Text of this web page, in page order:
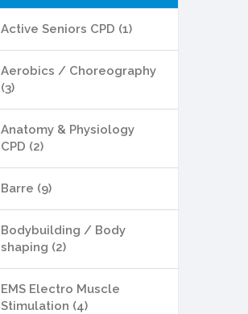
Active Seniors CPD (1)
Aerobics / Choreography
(3)
Anatomy & Physiology
CPD (2)
Barre (9)
Bodybuilding / Body
shaping (2)
EMS Electro Muscle
Stimulation (4)